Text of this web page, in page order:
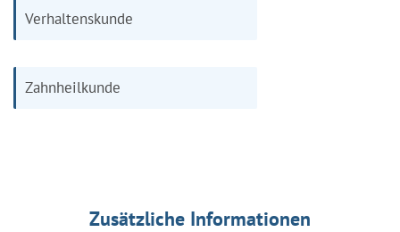
Verhaltenskunde
Zahnheilkunde
Zusätzliche Informationen